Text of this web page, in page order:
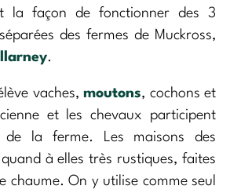
la façon de fonctionner des 3
des fermes de Muckross,
.
vaches,moutons, cochons et
et les chevaux participent
la ferme. Les maisons des
à elles très rustiques, faites
chaume. On y utilise comme seul